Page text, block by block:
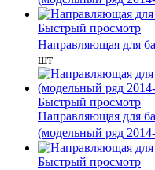
Быстрый просмотр
Направляющая для
шт
Быстрый просмотр
Направляющая для
(модельный ряд
Быстрый просмотр